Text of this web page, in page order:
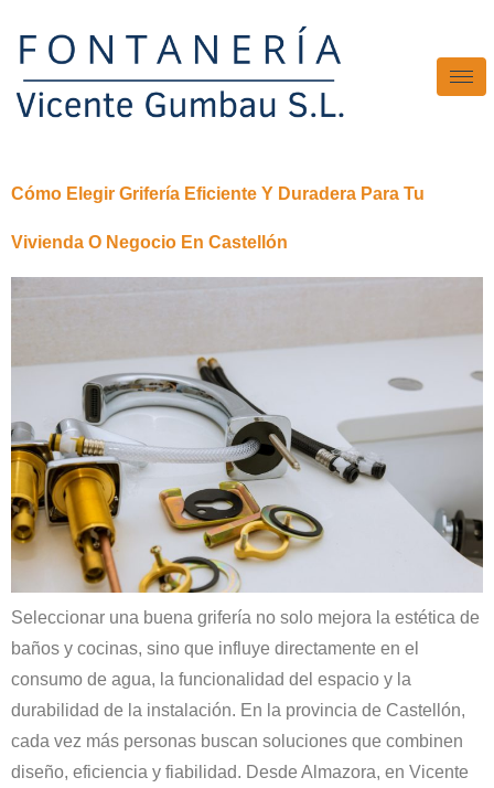
Cómo Elegir Grifería Eficiente Y Duradera Para Tu
Vivienda O Negocio En Castellón
Seleccionar una buena grifería no solo mejora la estética de
baños y cocinas, sino que influye directamente en el
consumo de agua, la funcionalidad del espacio y la
durabilidad de la instalación. En la provincia de Castellón,
cada vez más personas buscan soluciones que combinen
diseño, eficiencia y fiabilidad. Desde Almazora, en Vicente